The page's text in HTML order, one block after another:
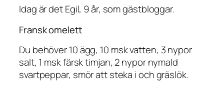
Idag är det Egil, 9 år, som gästbloggar.
Fransk omelett
Du behöver 10 ägg, 10 msk vatten, 3 nypor
salt, 1 msk färsk timjan, 2 nypor nymald
svartpeppar, smör att steka i och gräslök.